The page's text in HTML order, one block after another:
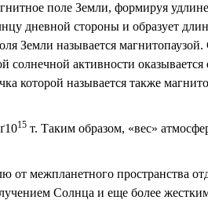
поле Земли, формируя
дневной стороны и образует
Земли называется
активности
которой называется также
ґ1015 т. Таким образом, «вес»
от межпланетного пространства
Солнца и еще более